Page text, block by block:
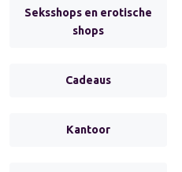
Seksshops en erotische
shops
Cadeaus
Kantoor